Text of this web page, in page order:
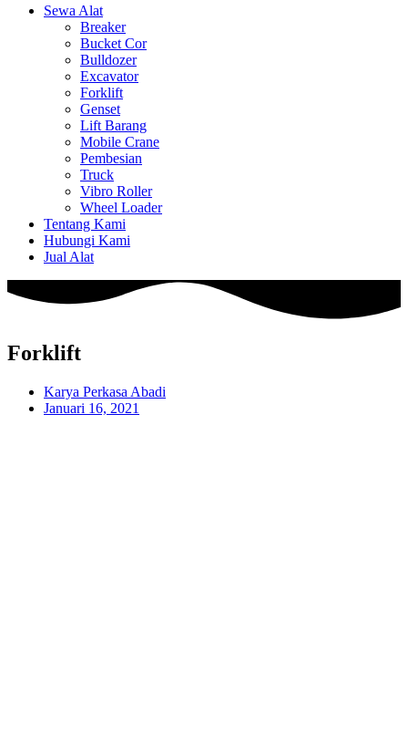
Sewa Alat
Breaker
Bucket Cor
Bulldozer
Excavator
Forklift
Genset
Lift Barang
Mobile Crane
Pembesian
Truck
Vibro Roller
Wheel Loader
Tentang Kami
Hubungi Kami
Jual Alat
Forklift
Karya Perkasa Abadi
Januari 16, 2021